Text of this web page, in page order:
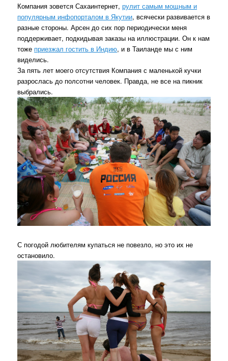
Компания зовется Сахаинтернет,рулит самым мощным и
популярным инфопорталом в Якутии, всячески развивается в
разные стороны. Арсен до сих пор периодически меня
поддерживает, подкидывая заказы на иллюстрации. Он к нам
тоже приезжал гостить в Индию, и в Таиланде мы с ним
виделись.
За пять лет моего отсутствия Компания с маленькой кучки
разрослась до полсотни человек. Правда, не все на пикник
выбрались.
С погодой любителям купаться не повезло, но это их не
остановило.